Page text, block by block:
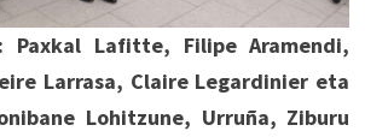
Paxkal Lafitte, Filipe Aramendi,
Larrasa, Claire Legardinier eta
Lohitzune, Urruña, Ziburu